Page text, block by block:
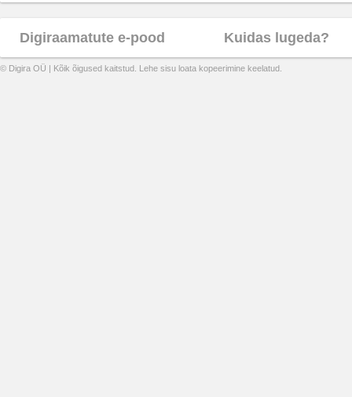
Digiraamatute e-pood Kuidas lugeda?
© Digira OÜ | Kõik õigused kaitstud. Lehe sisu loata kopeerimine keelatud.